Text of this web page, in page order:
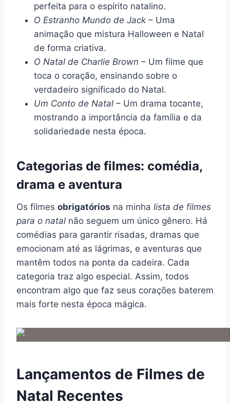
perfeita para o espírito natalino.
O Estranho Mundo de Jack – Uma
animação que mistura Halloween e Natal
de forma criativa.
O Natal de Charlie Brown – Um filme que
toca o coração, ensinando sobre o
verdadeiro significado do Natal.
Um Conto de Natal – Um drama tocante,
mostrando a importância da família e da
solidariedade nesta época.
Categorias de filmes: comédia,
drama e aventura
Os filmes obrigatórios na minha lista de filmes
para o natal não seguem um único gênero. Há
comédias para garantir risadas, dramas que
emocionam até as lágrimas, e aventuras que
mantêm todos na ponta da cadeira. Cada
categoria traz algo especial. Assim, todos
encontram algo que faz seus corações baterem
mais forte nesta época mágica.
Lançamentos de Filmes de
Natal Recentes